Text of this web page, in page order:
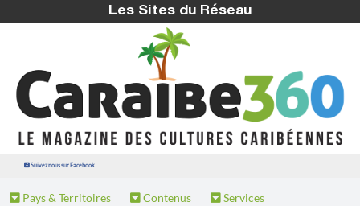
Les Sites du Réseau
Suivez nous sur Facebook
Pays & Territoires Contenus Services